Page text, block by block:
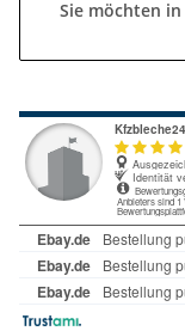
Sie möchten